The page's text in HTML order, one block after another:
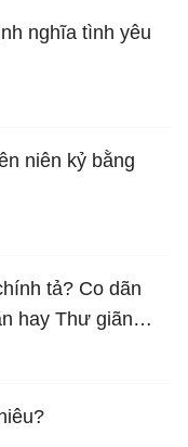
nghĩa tình yêu
niên kỷ bằng
tả? Co dãn
hay Thư giãn